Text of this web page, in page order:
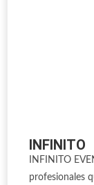
INFINITO
INFINITO
profesionales